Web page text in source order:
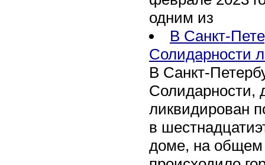
одним из
В Санкт-
Солидарности
В Санкт-
Солидарности,
ликвидирован
в
доме, на общем